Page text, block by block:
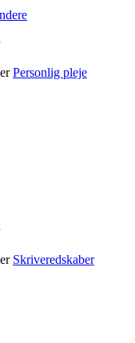
Personlig pleje
Skriveredskaber